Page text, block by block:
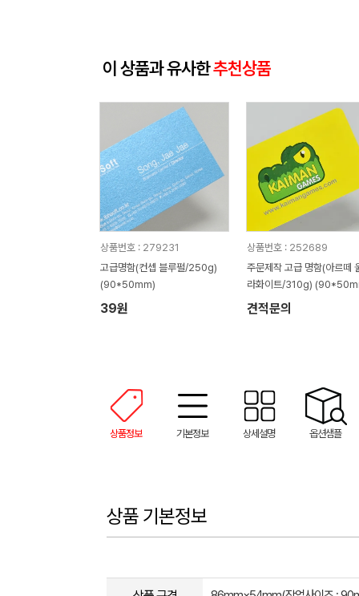
이 상품과 유사한추천상품
상품번호 : 279231
고급명함(컨셉 블루펄/250g)
(90*50mm)
39원
상품번호 : 252689
주문제작 고급 명함(아르떼
라화이트/310g)
견적문의
상품정보 기본정보 상세설명 옵션샘플
상품 기본정보